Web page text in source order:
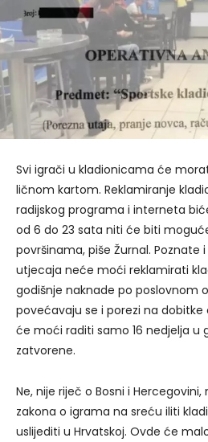
Svi igrači u kladionicama će
ličnom kartom. Reklamiranje
radijskog programa i interneta
od 6 do 23 sata niti će biti
površinama, piše Žurnal. Poznate
utjecaja neće moći reklamirati
godišnje naknade po poslovnom
povećavaju se i porezi na dobitke
će moći raditi samo 16 nedjelja u
zatvorene.
Ne, nije riječ o Bosni i
zakona o igrama na sreću iliti
uslijediti u Hrvatskoj. Ovde će